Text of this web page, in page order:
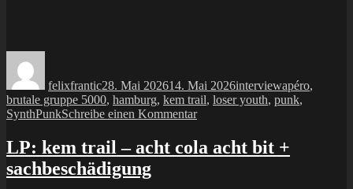
felixfrantic28. Mai 202614. Mai 2026interviewapéro,
brutale gruppe 5000, hamburg, kem trail, loser youth, punk,
SynthPunkSchreibe einen Kommentarzu
#4
–
LP: kem trail – acht cola acht bit +
sachbeschädigung